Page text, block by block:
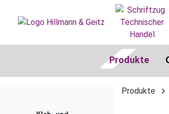
Zur Hauptnavigation springen
Produkte
Produkte